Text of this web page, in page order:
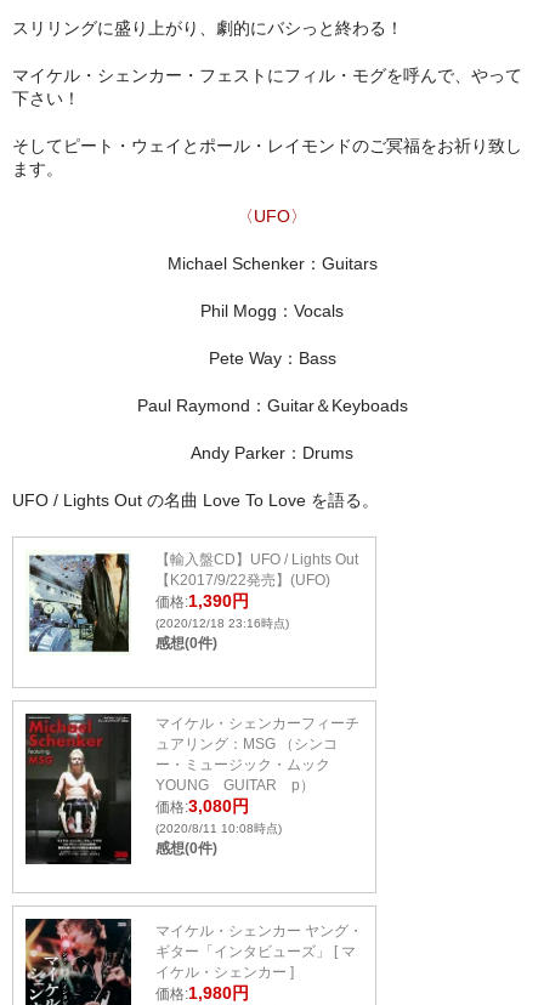
スリリングに盛り上がり、劇的にバシっと終わる！
マイケル・シェンカー・フェストにフィル・モグを呼んで、やって
下さい！
そしてピート・ウェイとポール・レイモンドのご冥福をお祈り致し
ます。
〈UFO〉
Michael Schenker：Guitars
Phil Mogg：Vocals
Pete Way：Bass
Paul Raymond：Guitar＆Keyboads
Andy Parker：Drums
UFO / Lights Out の名曲 Love To Love を語る。
【輸入盤CD】UFO / Lights Out
【K2017/9/22発売】(UFO)
価格:1,390円
(2020/12/18 23:16時点)
感想(0件)
マイケル・シェンカーフィーチ
ュアリング：MSG （シンコ
ー・ミュージック・ムック
YOUNG GUITAR p）
価格:3,080円
(2020/8/11 10:08時点)
感想(0件)
マイケル・シェンカー ヤング・
ギター「インタビューズ」 [ マ
イケル・シェンカー ]
価格:1,980円